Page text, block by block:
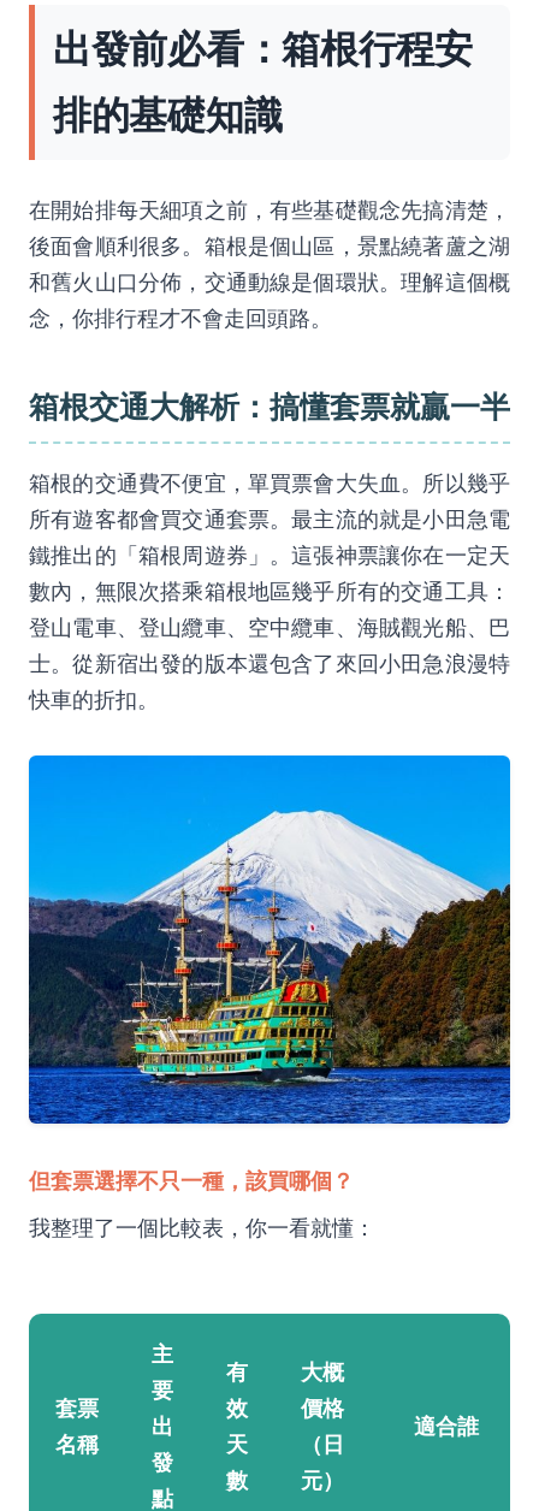
出發前必看：箱根行程安
排的基礎知識
在開始排每天細項之前，有些基礎觀念先搞清楚，
後面會順利很多。箱根是個山區，景點繞著蘆之湖
和舊火山口分佈，交通動線是個環狀。理解這個概
念，你排行程才不會走回頭路。
箱根交通大解析：搞懂套票就贏一半
箱根的交通費不便宜，單買票會大失血。所以幾乎
所有遊客都會買交通套票。最主流的就是小田急電
鐵推出的「箱根周遊券」。這張神票讓你在一定天
數內，無限次搭乘箱根地區幾乎所有的交通工具：
登山電車、登山纜車、空中纜車、海賊觀光船、巴
士。從新宿出發的版本還包含了來回小田急浪漫特
快車的折扣。
但套票選擇不只一種，該買哪個？
我整理了一個比較表，你一看就懂：
套票
名稱
主
要
出
發
點
有
效
天
數
大概
價格
（日
元）
適合誰